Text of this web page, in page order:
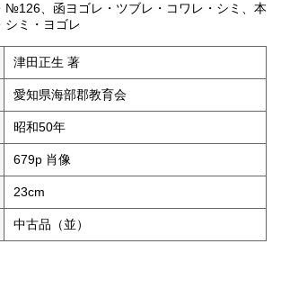
№126、函ヨゴレ・ツブレ・コワレ・シミ、本
シミ・ヨゴレ
津田正生 著
愛知県海部郡教育会
昭和50年
679p 肖像
23cm
中古品（並）